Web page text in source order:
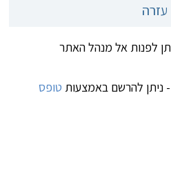
עזרה
לפנות אל מנהל האתר
ניתן להרשם באמצעות טופס